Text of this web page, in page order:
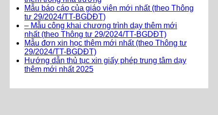
Mẫu báo cáo của giáo viên mới nhất (theo Thông
tư 29/2024/TT-BGDĐT)
– Mẫu công khai chương trình dạy thêm mới
nhất (theo Thông tư 29/2024/TT-BGDĐT)
Mẫu đơn xin học thêm mới nhất (theo Thông tư
29/2024/TT-BGDĐT)
Hướng dẫn thủ tục xin giấy phép trung tâm dạy
thêm mới nhất 2025